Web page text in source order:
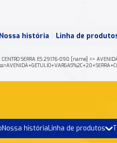
Nossa história Linha de
SERRA ES 29176-090 [name] =>
Nossa históriaLinha de produtos